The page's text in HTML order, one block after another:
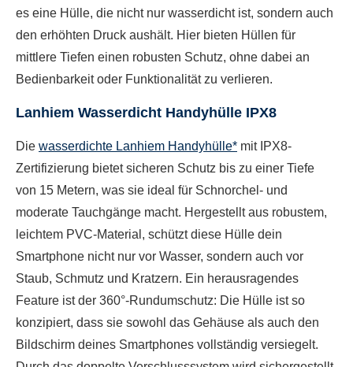
es eine Hülle, die nicht nur wasserdicht ist, sondern auch
den erhöhten Druck aushält. Hier bieten Hüllen für
mittlere Tiefen einen robusten Schutz, ohne dabei an
Bedienbarkeit oder Funktionalität zu verlieren.
Lanhiem Wasserdicht Handyhülle IPX8
Die wasserdichte Lanhiem Handyhülle* mit IPX8-
Zertifizierung bietet sicheren Schutz bis zu einer Tiefe
von 15 Metern, was sie ideal für Schnorchel- und
moderate Tauchgänge macht. Hergestellt aus robustem,
leichtem PVC-Material, schützt diese Hülle dein
Smartphone nicht nur vor Wasser, sondern auch vor
Staub, Schmutz und Kratzern. Ein herausragendes
Feature ist der 360°-Rundumschutz: Die Hülle ist so
konzipiert, dass sie sowohl das Gehäuse als auch den
Bildschirm deines Smartphones vollständig versiegelt.